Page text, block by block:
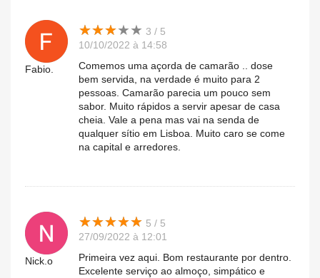
Fabio.
★★★★★
★★★★★ 3 / 5
10/10/2022 à 14:58
Comemos uma açorda de camarão .. dose
bem servida, na verdade é muito para 2
pessoas. Camarão parecia um pouco sem
sabor. Muito rápidos a servir apesar de casa
cheia. Vale a pena mas vai na senda de
qualquer sítio em Lisboa. Muito caro se come
na capital e arredores.
Nick.o
★★★★★
★★★★★ 5 / 5
27/09/2022 à 12:01
Primeira vez aqui. Bom restaurante por dentro.
Excelente serviço ao almoço, simpático e